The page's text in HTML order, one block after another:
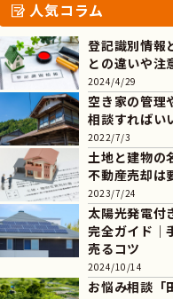
人気コラム
登記識別情報
との違いや注
2024/4/29
空き家の管理
相談すればい
2022/7/3
土地と建物の
不動産売却は
2023/7/24
太陽光発電付
完全ガイド｜
売るコツ
2024/10/14
お悩み相談「